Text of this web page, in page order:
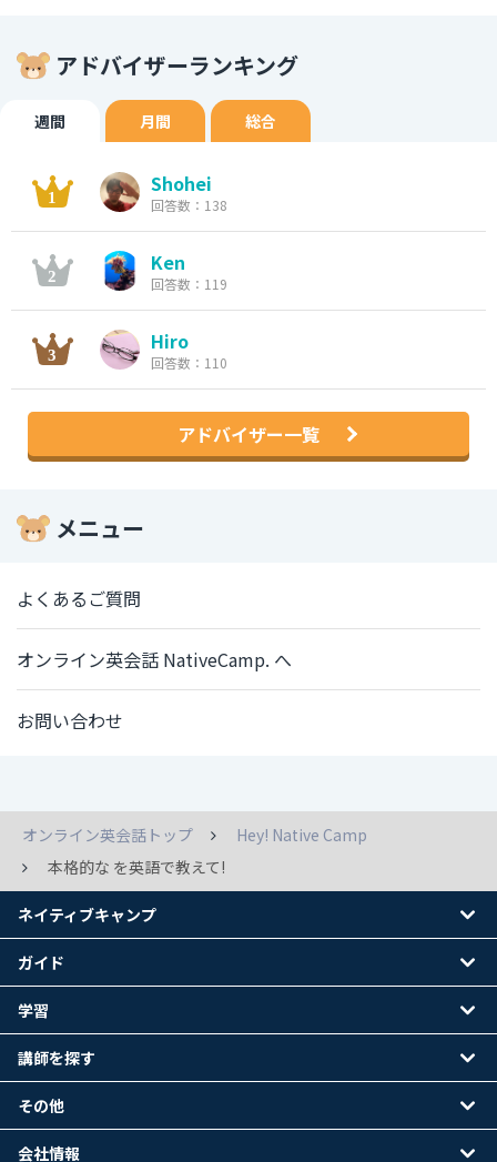
アドバイザーランキング
週間 月間 総合
Shohei
回答数：138
Ken
回答数：119
Hiro
回答数：110
アドバイザー一覧
メニュー
よくあるご質問
オンライン英会話 NativeCamp. へ
お問い合わせ
オンライン英会話トップ
Hey! Native Camp
本格的な を英語で教えて!
ネイティブキャンプ
ガイド
学習
講師を探す
その他
会社情報